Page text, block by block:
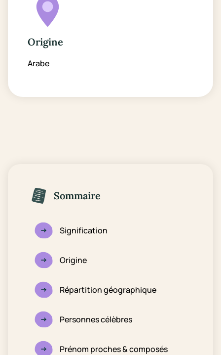
Origine
Arabe
Sommaire
Signification
Origine
Répartition géographique
Personnes célèbres
Prénom proches & composés